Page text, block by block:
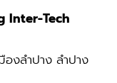
Inter-Tech
งลำปาง ลำปาง